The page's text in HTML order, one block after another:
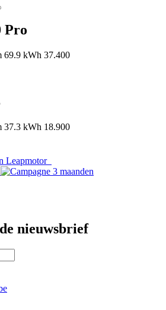
Pro
69.9 kWh 37.400
37.3 kWh 18.900
Leapmotor
nieuwsbrief